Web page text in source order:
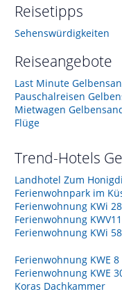
Reisetipps
Sehenswürdigkeiten
Reiseangebote
Last Minute
Pauschalreisen
Mietwagen
Flüge
Trend-Hotels
Landhotel Zum
Ferienwohnpark im
Ferienwohnung KWi
Ferienwohnung
Ferienwohnung KWi
Ferienwohnung KWE 8
Ferienwohnung KWE
Koras Dachkammer